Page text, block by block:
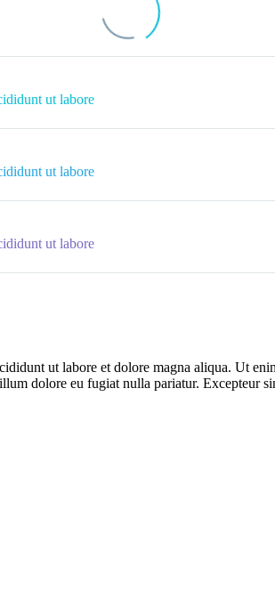
ut labore
ut labore
ut labore
ut labore et dolore magna aliqua. Ut
dolore eu fugiat nulla pariatur. Excepteur